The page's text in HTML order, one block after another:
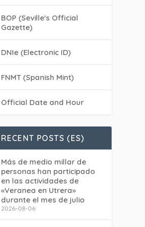
BOP (Seville's Official
Gazette)
DNIe (Electronic ID)
FNMT (Spanish Mint)
Official Date and Hour
RECENT POSTS (ES)
Más de medio millar de
personas han participado
en las actividades de
«Veranea en Utrera»
durante el mes de julio
2026-08-06